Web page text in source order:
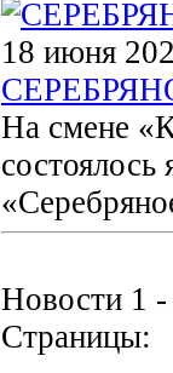
18 июня
На смене
Новости 1
Страницы: